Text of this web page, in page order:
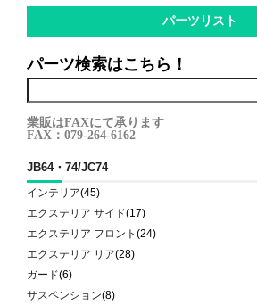
パーツリスト
パーツ検索はこちら！
業販はFAXにて承ります
FAX：079-264-6162
JB64・74/JC74
インテリア(45)
エクステリア サイド(17)
エクステリア フロント(24)
エクステリア リア(28)
ガード(6)
サスペンション(8)